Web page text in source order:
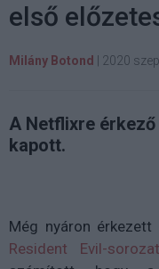
első
Milány Botond 2020
A Netflixre
kapott.
Még nyáron
Resident Evil-